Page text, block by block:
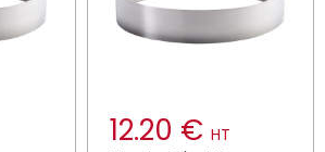
12.20 € HT